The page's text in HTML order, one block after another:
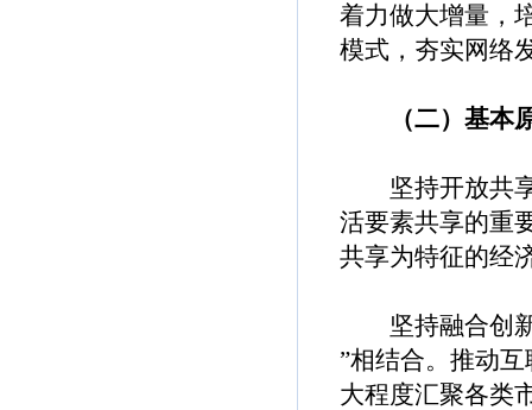
着力做大增量，
模式，夯实网络
（二）基本
坚持开放共享
活要素共享的重
共享为特征的经
坚持融合创新
”相结合。推动
大程度汇聚各类